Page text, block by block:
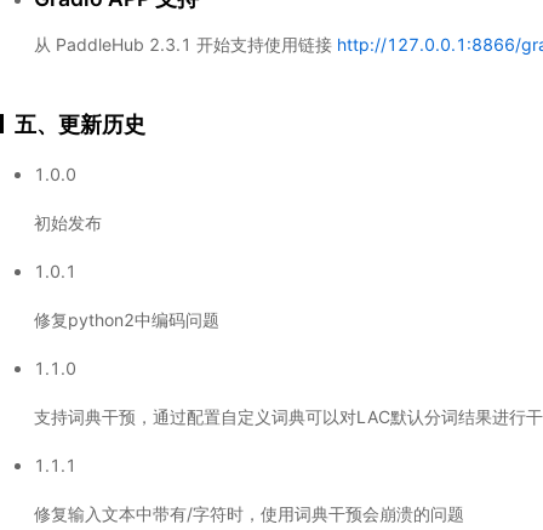
从 PaddleHub 2.3.1 开始支持使用链接 http://127.0.0.1:8866/
五、更新历史
1.0.0
初始发布
1.0.1
修复python2中编码问题
1.1.0
支持词典干预，通过配置自定义词典可以对LAC默认分词结果进行
1.1.1
修复输入文本中带有/字符时，使用词典干预会崩溃的问题